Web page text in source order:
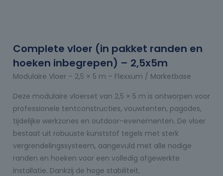
Complete vloer (in pakket randen en
hoeken inbegrepen) – 2,5x5m
Modulaire Vloer – 2,5 × 5 m – Flexxum / Marketbase
Deze modulaire vloerset van 2,5 × 5 m is ontworpen voor
professionele tentconstructies, vouwtenten, pagodes,
tijdelijke werkzones en outdoor-evenementen. De vloer
bestaat uit robuuste kunststof tegels met sterk
vergrendelingssysteem, aangevuld met alle nodige
randen en hoeken voor een volledig afgewerkte
installatie. Dankzij de hoge stabiliteit,